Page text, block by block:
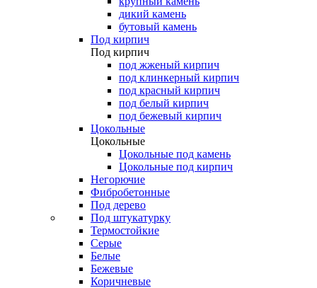
дикий камень
бутовый камень
Под кирпич
Под кирпич
под жженый кирпич
под клинкерный кирпич
под красный кирпич
под белый кирпич
под бежевый кирпич
Цокольные
Цокольные
Цокольные под камень
Цокольные под кирпич
Негорючие
Фибробетонные
Под дерево
Под штукатурку
Термостойкие
Серые
Белые
Бежевые
Коричневые